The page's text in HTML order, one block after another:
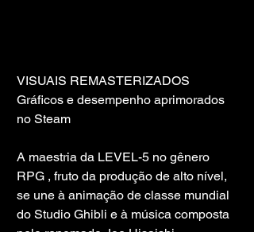
VISUAIS REMASTERIZADOS
Gráficos e desempenho aprimorados
no Steam
A maestria da LEVEL-5 no gênero
RPG , fruto da produção de alto nível,
se une à animação de classe mundial
do Studio Ghibli e à música composta